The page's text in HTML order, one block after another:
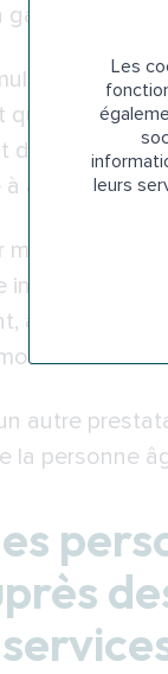
Les
leurs
avec son
gratuite, il
qui
de troubles
de
inclut aussi
appareils
réduite
autre
la personne